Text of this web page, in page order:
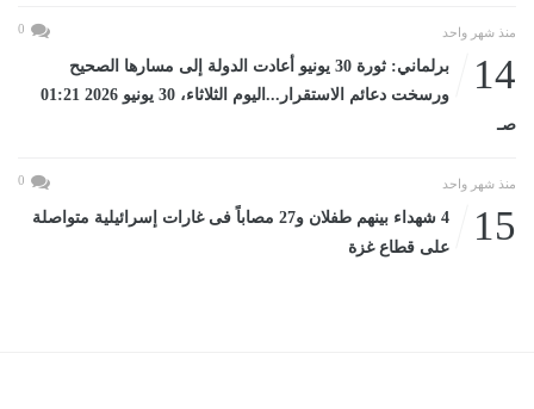
منذ شهر واحد 0
14
برلماني: ثورة 30 يونيو أعادت الدولة إلى مسارها الصحيح
ورسخت دعائم الاستقرار...اليوم الثلاثاء، 30 يونيو 2026 01:21
صـ
منذ شهر واحد 0
15
4 شهداء بينهم طفلان و27 مصاباً فى غارات إسرائيلية متواصلة
على قطاع غزة